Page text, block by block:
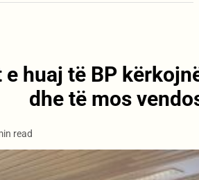
huaj të BP
dhe të mos
read